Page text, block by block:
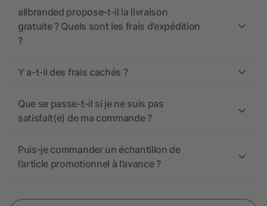
allbranded propose-t-il la livraison
gratuite ? Quels sont les frais d’expédition
?
Y a-t-il des frais cachés ?
Que se passe-t-il si je ne suis pas
satisfait(e) de ma commande ?
Puis-je commander un échantillon de
l’article promotionnel à l’avance ?